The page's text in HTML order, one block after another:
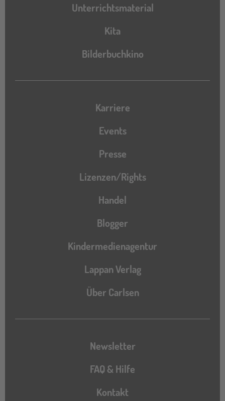
Unterrichtsmaterial
Kita
Bilderbuchkino
Karriere
Events
Presse
Lizenzen/Rights
Handel
Blogger
Kindermedienagentur
Lappan Verlag
Über Carlsen
Newsletter
FAQ & Hilfe
Kontakt